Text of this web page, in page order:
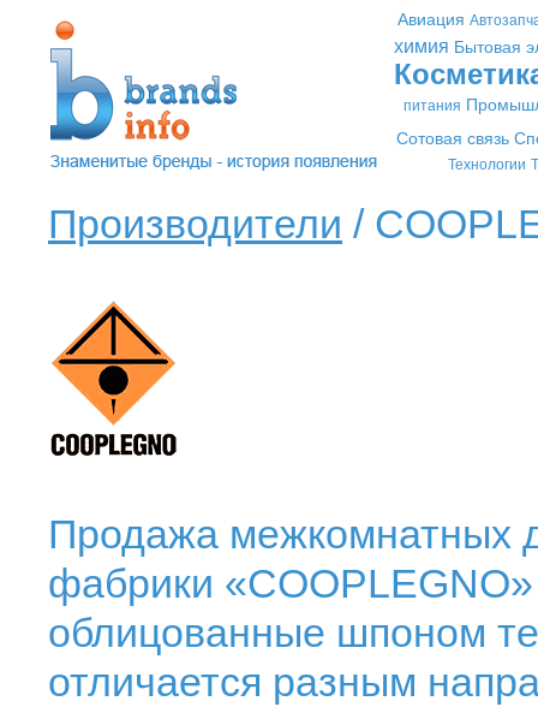
Авиация
химия Бытовая
питания
Сотовая связь
Технологии
Производители /
Продажа межкомнатных
фабрики
облицованные шпоном
отличается разным